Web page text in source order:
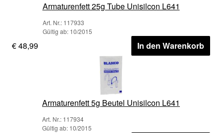
Armaturenfett 25g Tube Unisilcon L641
Art. Nr.: 117933
Gültig ab: 10/2015
€ 48,99 In den Warenkorb
Armaturenfett 5g Beutel Unisilcon L641
Art. Nr.: 117934
Gültig ab: 10/2015